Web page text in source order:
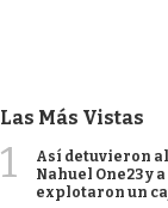
Las Más Vistas
1
Así detuvieron
Nahuel One23 y
explotaron un